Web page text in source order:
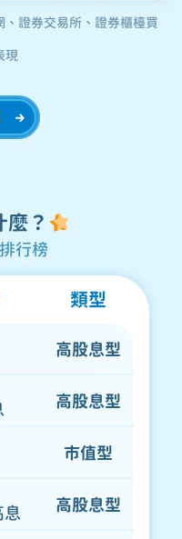
證券交易所、證券櫃檯買
現
麼？
行榜
類型
高股息型
高股息型
市值型
息
高股息型